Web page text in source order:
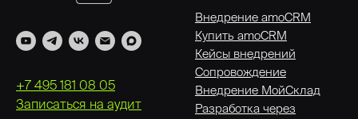
+7 495 181 08 05
Записаться на аудит
Внедрение amoCRM
Купить amoCRM
Кейсы внедрений
Сопровождение
Внедрение МойСклад
Разработка через